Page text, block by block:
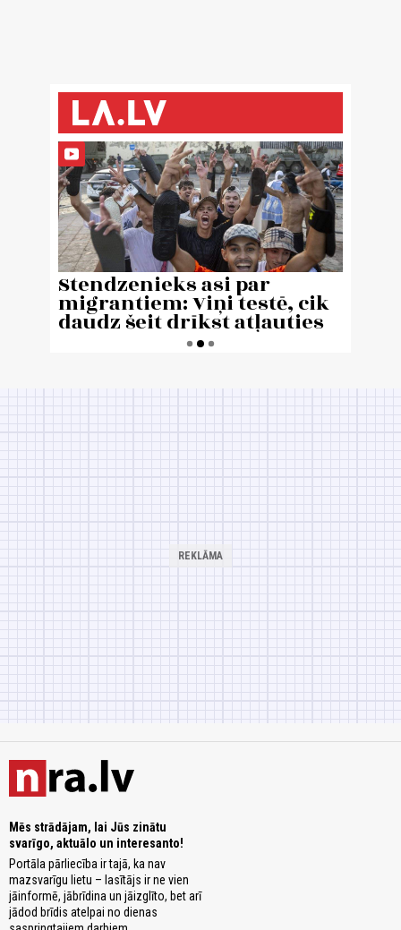
Mēs strādājam, lai Jūs zinātu
svarīgo, aktuālo un interesanto!
Portāla pārliecība ir tajā, ka nav
mazsvarīgu lietu – lasītājs ir ne vien
jāinformē, jābrīdina un jāizglīto, bet arī
jādod brīdis atelpai no dienas